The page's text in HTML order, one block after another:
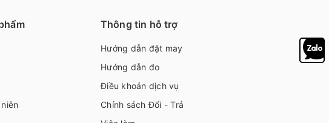
Thông tin hỗ trợ
Hướng dẫn đặt may
Hướng dẫn đo
Điều khoản dịch vụ
Chính sách Đổi - Trả